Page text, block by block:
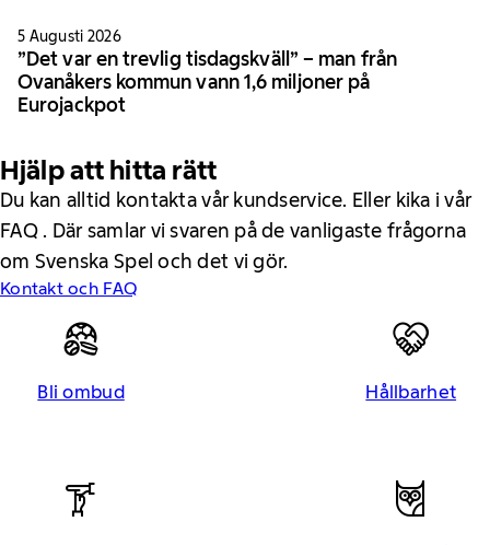
5 Augusti 2026
”Det var en trevlig tisdagskväll” – man från
Ovanåkers kommun vann 1,6 miljoner på
Eurojackpot
Hjälp att hitta rätt
Du kan alltid kontakta vår kundservice. Eller kika i vår
FAQ . Där samlar vi svaren på de vanligaste frågorna
om Svenska Spel och det vi gör.
Kontakt och FAQ
Bli ombud Hållbarhet